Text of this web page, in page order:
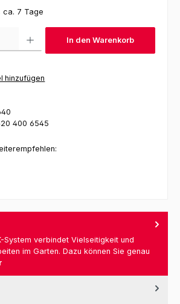
ca. 7 Tage
In den Warenkorb
hinzufügen
400 6545
System verbindet Vielseitigkeit und
im Garten. Dazu können Sie genau